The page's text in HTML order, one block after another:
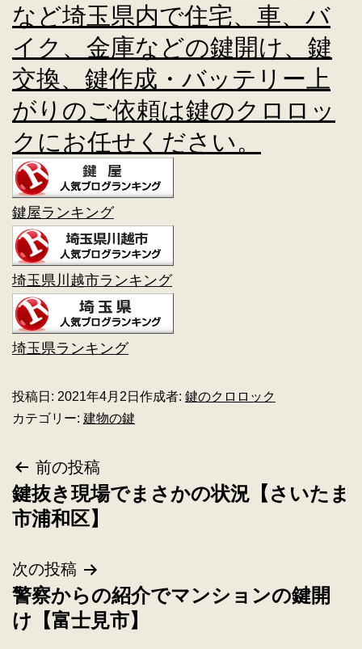
など埼玉県内で住宅、車、バ
イク、金庫などの鍵開け、鍵
交換、鍵作成・バッテリー上
がりのご依頼は鍵のクロロッ
クにお任せください。
鍵屋ランキング
埼玉県川越市ランキング
埼玉県ランキング
投稿日: 2021年4月2日 作成者: 鍵のクロロック
カテゴリー: 建物の鍵
前の投稿
鍵抜き現場でまさかの状況【さいたま
市浦和区】
次の投稿
警察からの紹介でマンションの鍵開
け【富士見市】